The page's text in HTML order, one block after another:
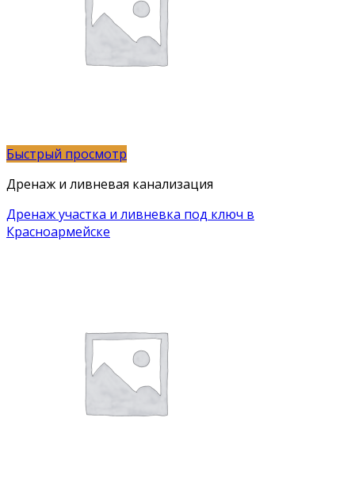
Быстрый просмотр
Дренаж и ливневая канализация
Дренаж участка и ливневка под ключ в
Красноармейске